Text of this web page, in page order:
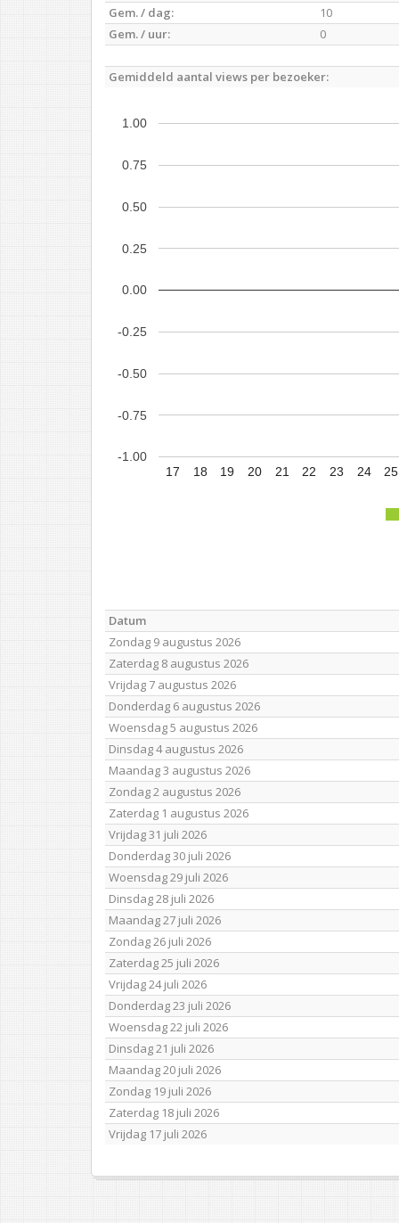
Gem. / dag:
10
Gem. / uur:
0
Gemiddeld aantal views per bezoeker:
17 18 19 20 21 22 23 24 25
-1.00
-0.75
-0.50
-0.25
0.00
0.25
0.50
0.75
1.00
Datum
Zondag 9 augustus 2026
Zaterdag 8 augustus 2026
Vrijdag 7 augustus 2026
Donderdag 6 augustus 2026
Woensdag 5 augustus 2026
Dinsdag 4 augustus 2026
Maandag 3 augustus 2026
Zondag 2 augustus 2026
Zaterdag 1 augustus 2026
Vrijdag 31 juli 2026
Donderdag 30 juli 2026
Woensdag 29 juli 2026
Dinsdag 28 juli 2026
Maandag 27 juli 2026
Zondag 26 juli 2026
Zaterdag 25 juli 2026
Vrijdag 24 juli 2026
Donderdag 23 juli 2026
Woensdag 22 juli 2026
Dinsdag 21 juli 2026
Maandag 20 juli 2026
Zondag 19 juli 2026
Zaterdag 18 juli 2026
Vrijdag 17 juli 2026